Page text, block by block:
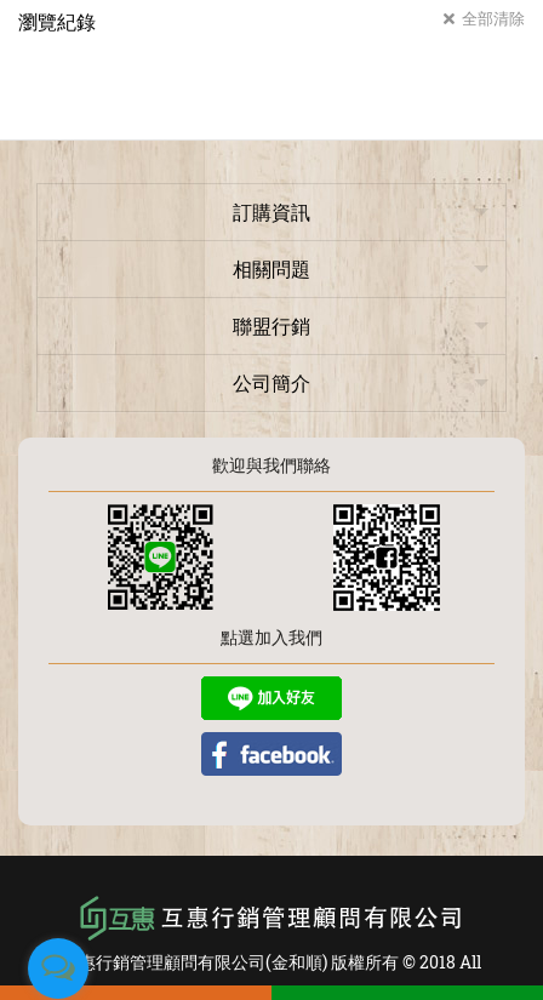
瀏覽紀錄 全部清除
訂購資訊
相關問題
聯盟行銷
公司簡介
歡迎與我們聯絡
點選加入我們
互惠行銷管理顧問有限公司(金和順) 版權所有 © 2018 All
Rights Reserved.